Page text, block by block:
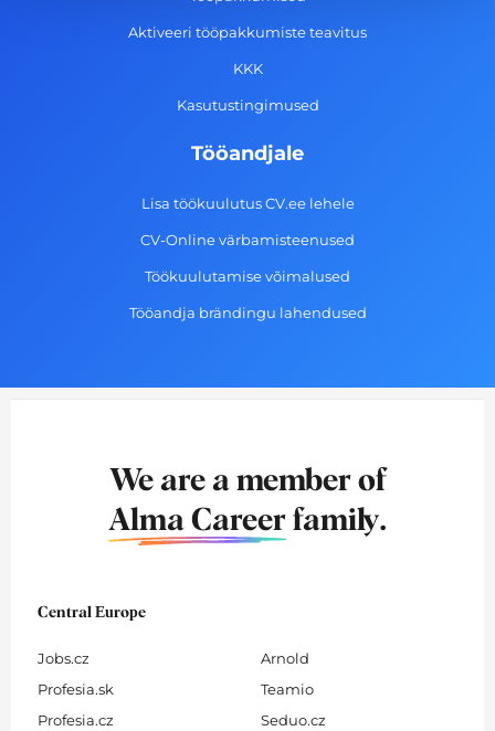
-
m
Aktiveeri tööpakkumiste teavitus
KKK
Kasutustingimused
Tööandjale
Lisa töökuulutus CV.ee lehele
CV-Online värbamisteenused
Töökuulutamise võimalused
Tööandja brändingu lahendused
We are a member of
Alma Career family.
Central Europe
Jobs.cz
Profesia.sk
Profesia.cz
Arnold
Teamio
Seduo.cz